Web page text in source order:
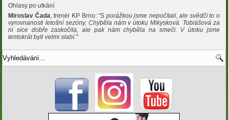
Ohlasy po utkání
Miroslav Čada, trenér KP Brno: "S porážkou jsme nepočítali, ale svědčí to o
vyrovnanosti letošní sezóny. Chyběla nám v útoku Mikysková. Tobiášová za
ni sice dobře zaskočila, ale pak nám chyběla na smeči. V útoku jsme
tentokrát byli velmi slabí."